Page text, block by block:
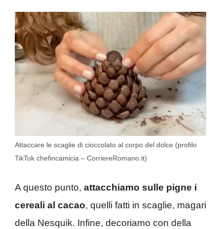
Attaccare le scaglie di cioccolato al corpo del dolce (profilo
TikTok chefincamicia – CorriereRomano.it)
A questo punto, attacchiamo sulle pigne i
cereali al cacao, quelli fatti in scaglie, magari
della Nesquik. Infine, decoriamo con della